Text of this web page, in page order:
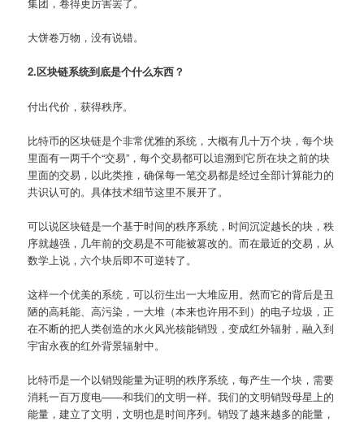
大饼卷万物，没有说错。
2.区块链系统到底是个什么东西？
付出代价，获得秩序。
比特币的区块链是个非常优雅的系统，大概有几十万个块，每个块
里面有一两千个“交易”，每个交易都可以追溯到它所在块之前的块
里面的交易，以此类推，确保每一笔交易都是经过全部计算能力的
共识认可的。具体技术细节这里不展开了。
可以说区块链是一个基于时间的秩序系统，时间沉淀越长的块，秩
序就越强，几年前的交易是不可能被篡改的。而在最近的交易，从
数学上说，六个块后即不可逆转了。
这样一个优美的系统，可以衍生出一大堆应用。然而它的背后是丑
陋的高耗能、高污染，一大堆（本来也许用不到）的电子垃圾，正
在不断的把人类创造的水火风光核能销毁，变成红外辐射，融入到
宇宙永夜的红外背景辐射中。
比特币是一个以销毁能量为证明的秩序系统，每产生一个块，需要
消耗一百万度电——和我们的文明一样。我们的文明销毁母星上的
能量，建立了文明，文明也是时间序列。销毁了越来越多的能量，